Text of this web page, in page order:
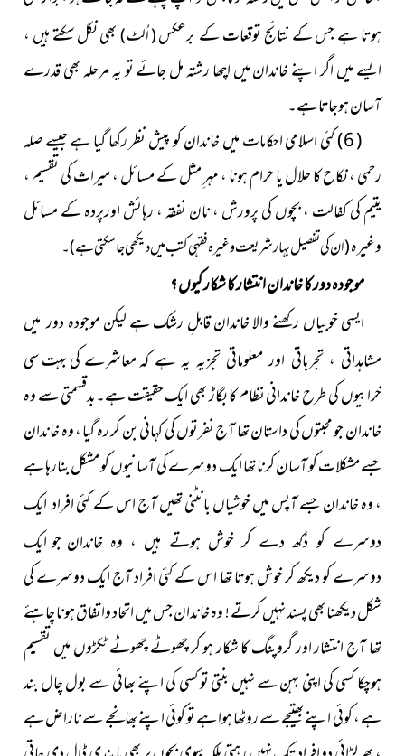
ہوتا ہے جس کے نتائج توقعاتکے برعکس( اُلٹ )بھی نکل سکتے ہیں ،
ایسے میں اگر اپنے خاندانمیں اچھا رشتہ مل جائے تو یہ مرحلہ بھی قدرے
آسان ہوجاتا ہے۔
( 6 ) کئی اسلامی احکامات میں خاندان کو پیش نظر رکھا گیا ہے جیسے صلہ
رحمی ، نکاح کا حلال یا حرام ہونا ، مہر ِمثل کے مسائل ، میراث کی تقسیم ،
یتیم کی کفالت ، بچوں کی پرورش ، نان نفقہ ، رہائش اورپردہ کے مسائل
وغیرہ( ان کی تفصیل بہار شریعت وغیرہ فقہی کتب میں دیکھی جاسکتی ہے ) ۔
موجودہ دور کا خاندان انتشار کا شکار کیوں ؟
ایسی خوبیاں رکھنے والا خاندان قابلِ رشک ہے لیکن موجودہ دور میں
مشاہداتی ، تجرباتی اور معلوماتی تجزیہ یہ ہے کہ معاشرےکی بہت سی
خرابیوں کی طرح خاندانی نظام کا بگاڑ بھی ایک حقیقت ہے۔بدقسمتی سے وہ
خاندان جو محبتوں کی داستان تھا آج نفرتوں کی کہانی بن کر رہ گیا ، وہ خاندان
جسے مشکلات کو آسان کرنا تھا ایک دوسرے کی آسانیوں کو مشکل بنارہا ہے
، وہ خاندان جسے آپس میں خوشیاں بانٹنی تھیں آج اس کے کئیافراد ایک
دوسرے کو دُکھ دے کر خوش ہوتے ہیں ، وہ خاندان جو ایک
دوسرے کو دیکھ کر خوش ہوتا تھا اس کے کئی افراد آج ایک دوسرے کی
شکل دیکھنا بھی پسند نہیں کرتے ! وہ خاندان جس میں اتحاد واتفاق ہونا چاہئے
تھا آج انتشار اور گروپنگ کا شکار ہو کر چھوٹے چھوٹے ٹکڑوں میں تقسیم
ہوچکا کسی کی اپنی بہن سے نہیں بنتی تو کسی کی اپنے بھائی سے بول چال بند
ہے ، کوئی اپنے بھتیجے سے روٹھا ہوا ہے تو کوئی اپنے بھانجے سے ناراض ہے